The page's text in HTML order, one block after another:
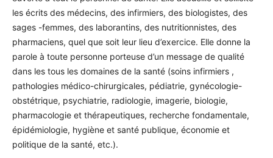
les écrits des médecins, des infirmiers, des biologistes, des
sages -femmes, des laborantins, des nutritionnistes, des
pharmaciens, quel que soit leur lieu d’exercice. Elle donne la
parole à toute personne porteuse d’un message de qualité
dans les tous les domaines de la santé (soins infirmiers ,
pathologies médico-chirurgicales, pédiatrie, gynécologie-
obstétrique, psychiatrie, radiologie, imagerie, biologie,
pharmacologie et thérapeutiques, recherche fondamentale,
épidémiologie, hygiène et santé publique, économie et
politique de la santé, etc.).